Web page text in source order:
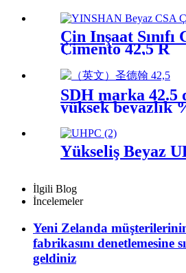
Çin İnşaat
Çimento 42,5 R
SDH marka 42.5
yüksek beyazlık
Yükseliş Beyaz
İlgili Blog
İncelemeler
Yeni Zelanda
fabrikasını denetlemesine
geldiniz